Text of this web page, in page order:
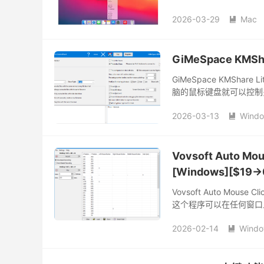
2026-03-29
 Mac
GiMeSpace
GiMeSpace KMShare
脑的鼠标键盘就可以控
2026-03-13 
Vovsoft Auto
Vovsoft Auto Mouse
这个程序可以在任何窗
2026-02-14
